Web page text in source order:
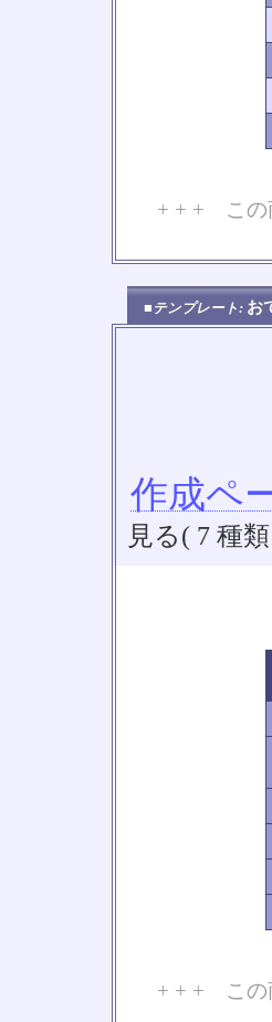
+ + + この
■テンプレート: お
作成ペ
見る( 7 種
+ + + この